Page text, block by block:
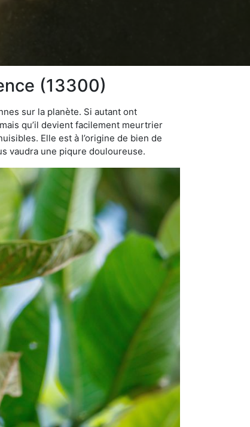
(13300)
sur la planète. Si autant ont
qu’il devient facilement meurtrier
Elle est à l’origine de bien de
vaudra une piqure douloureuse.